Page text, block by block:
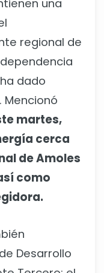
una
regional de
dado
martes,
cerca
de Amoles
como
Desarrollo